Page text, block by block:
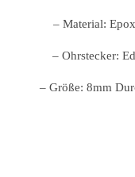
– Material:
– Ohrstecker:
– Größe: 8mm